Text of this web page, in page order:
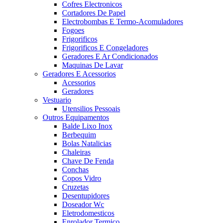
Cofres Electronicos
Cortadores De Papel
Electrobombas E Termo-Acomuladores
Fogoes
Frigorificos
Frigorificos E Congeladores
Geradores E Ar Condicionados
Maquinas De Lavar
Geradores E Acessorios
Acessorios
Geradores
Vestuario
Utensilios Pessoais
Outros Equipamentos
Balde Lixo Inox
Berbequim
Bolas Natalicias
Chaleiras
Chave De Fenda
Conchas
Copos Vidro
Cruzetas
Desentupidores
Doseador Wc
Eletrodomesticos